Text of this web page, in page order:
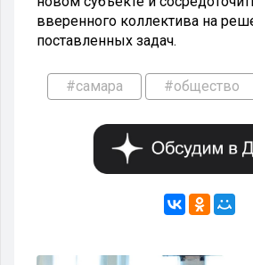
вверенного коллектива на
поставленных задач.
#самара #общество